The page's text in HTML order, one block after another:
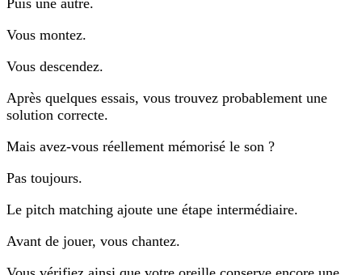
Vous montez.
Vous descendez.
Après quelques essais, vous trouvez probablement une
solution correcte.
Mais avez-vous réellement mémorisé le son ?
Pas toujours.
Le pitch matching ajoute une étape intermédiaire.
Avant de jouer, vous chantez.